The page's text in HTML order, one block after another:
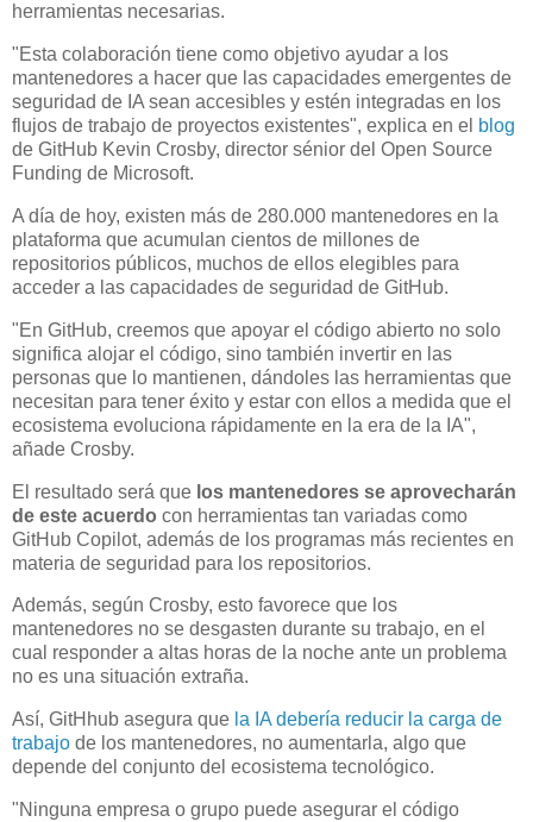
herramientas necesarias.
"Esta colaboración tiene como objetivo ayudar a los
mantenedores a hacer que las capacidades emergentes de
seguridad de IA sean accesibles y estén integradas en los
flujos de trabajo de proyectos existentes", explica en el blog
de GitHub Kevin Crosby, director sénior del Open Source
Funding de Microsoft.
A día de hoy, existen más de 280.000 mantenedores en la
plataforma que acumulan cientos de millones de
repositorios públicos, muchos de ellos elegibles para
acceder a las capacidades de seguridad de GitHub.
"En GitHub, creemos que apoyar el código abierto no solo
significa alojar el código, sino también invertir en las
personas que lo mantienen, dándoles las herramientas que
necesitan para tener éxito y estar con ellos a medida que el
ecosistema evoluciona rápidamente en la era de la IA",
añade Crosby.
El resultado será que los mantenedores se aprovecharán
de este acuerdo con herramientas tan variadas como
GitHub Copilot, además de los programas más recientes en
materia de seguridad para los repositorios.
Además, según Crosby, esto favorece que los
mantenedores no se desgasten durante su trabajo, en el
cual responder a altas horas de la noche ante un problema
no es una situación extraña.
Así, GitHhub asegura que la IA debería reducir la carga de
trabajo de los mantenedores, no aumentarla, algo que
depende del conjunto del ecosistema tecnológico.
"Ninguna empresa o grupo puede asegurar el código